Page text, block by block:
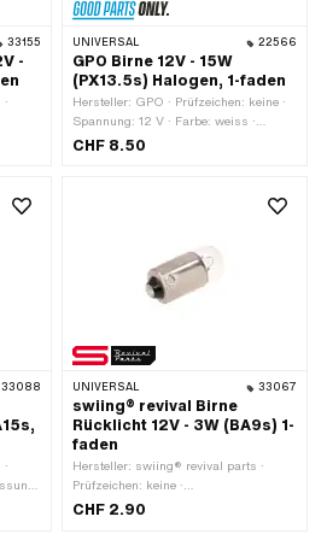
33155
-
UNIVERSAL 22566
GPO Birne 12V - 15W
(PX13.5s) Halogen, 1-faden
Hersteller: GPO · Prüfzeichen: keine ·
Spannung: 12 V · Farbe: weiss ·
Leistung: 15 W · Gesamtlänge: 35 mm
CHF 8.50
33088 UNIVERSAL 33067
swiing® revival Birne
Rücklicht 12V - 3W (BA9s) 1-
faden
Hersteller: swiing® revival parts ·
Prüfzeichen: keine ·
Leuchtmittelfassung: BA9s ·
CHF 2.90